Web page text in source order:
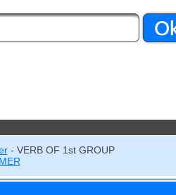
- VERB OF 1st GROUP